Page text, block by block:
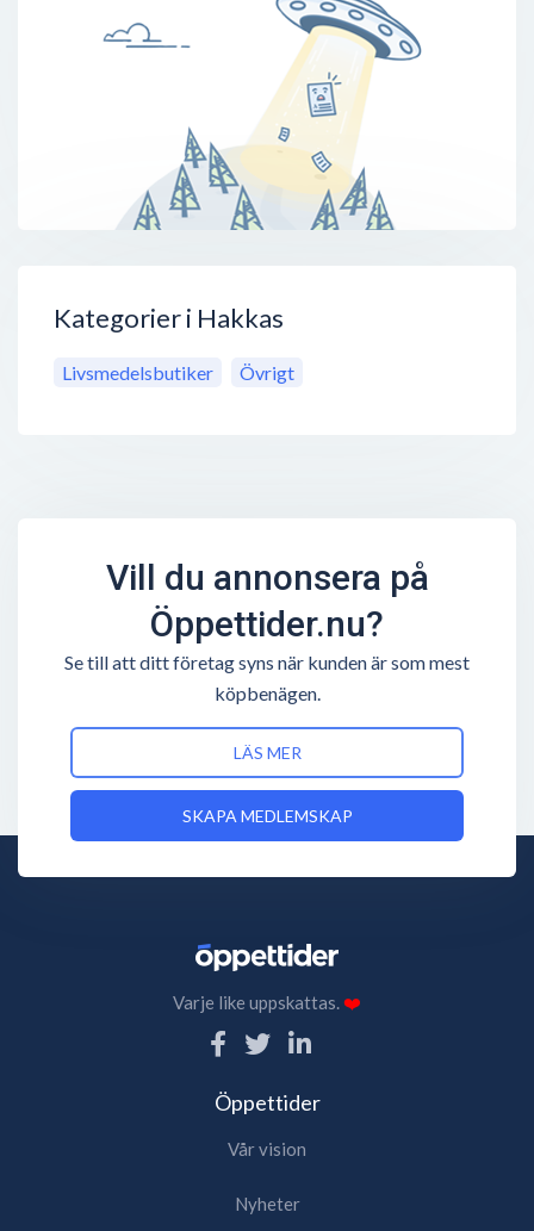
Kategorier i Hakkas
Livsmedelsbutiker Övrigt
Vill du annonsera på
Öppettider.nu?
Se till att ditt företag syns när kunden är som mest
köpbenägen.
LÄS MER
SKAPA MEDLEMSKAP
Varje like uppskattas.❤️
Öppettider
Vår vision
Nyheter